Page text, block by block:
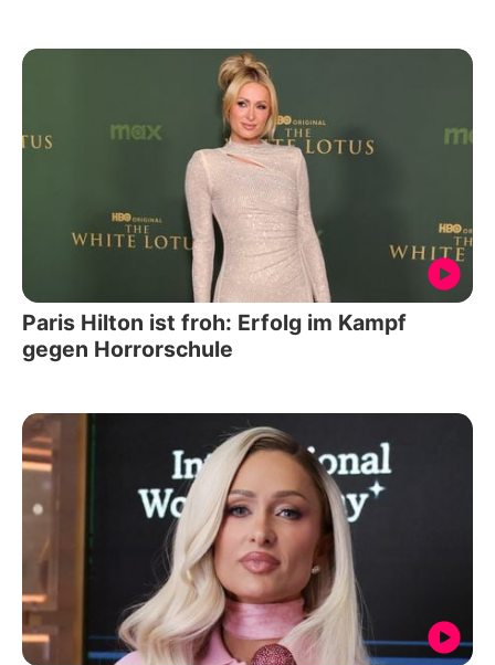
Paris Hilton ist froh: Erfolg im Kampf
gegen Horrorschule